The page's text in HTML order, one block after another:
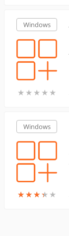
Windows
★ ★ ★ ★ ★
★ ★ ★ ★ ★
Windows
★★★★ ★
★★★★ ★